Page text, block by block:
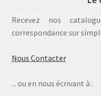
Recevez nos
correspondance sur
Nous Contacter
... ou en nous écrivant à :